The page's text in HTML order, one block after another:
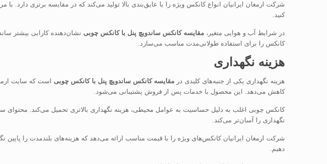
شرکت ارمغان ایرانیان انواع کانکس ویژه را با عایق‌بندی بالا تولید می‌کند که در مقایسه برتری
کنید.
در شرایط آب و هوایی متغیر، مقایسه کانکس ساندویچ پنل با کانکس چوبی نشان‌دهنده کارایی بیشتر
کانکس را برای استفاده طولانی‌مدت مناسب می‌سازد.
هزینه نگهداری
هزینه نگهداری یکی از جنبه‌های کلیدی در مقایسه کانکس ساندویچ پنل با کانکس چوبی است که سایت
کاهش می‌دهد. این محصول با خدمات پس از فروش پشتیبانی می‌شود.
کانکس چوبی اغلب به دلیل حساسیت به عوامل محیطی، هزینه نگهداری بالاتری تحمیل می‌کند.
نگهداری را آسان‌تر می‌کند.
شرکت ارمغان ایرانیان کانکس‌های ویژه را با قیمت مناسب ارائه می‌دهد که هزینه‌های بلندمدت را پایین
دهیم.